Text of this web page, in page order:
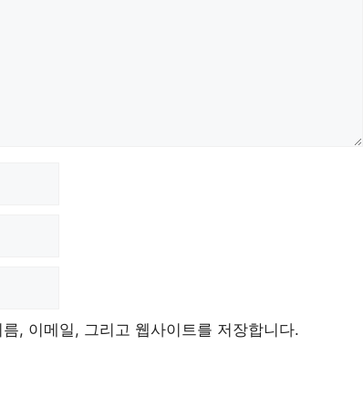
, 이메일, 그리고 웹사이트를 저장합니다.